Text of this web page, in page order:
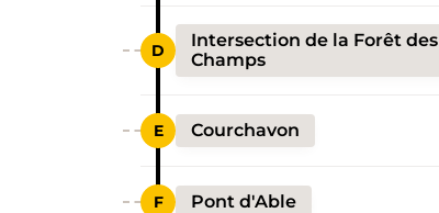
Intersection de la Forêt
Champs
Courchavon
Pont d'Able